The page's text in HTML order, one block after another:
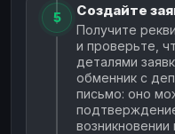
5 Создайте
Получите
и проверьте,
деталями
обменник с
письмо: оно
возникновении